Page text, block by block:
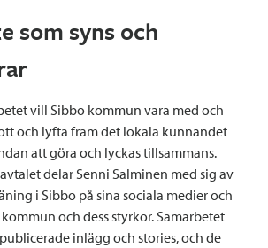
som syns och
vill Sibbo kommun vara med och
och lyfta fram det lokala kunnandet
att göra och lyckas tillsammans.
delar Senni Salminen med sig av
i Sibbo på sina sociala medier och
och dess styrkor. Samarbetet
inlägg och stories, och de